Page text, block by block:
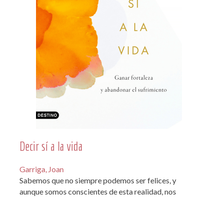
Decir sí a la vida
Garriga, Joan
Sabemos que no siempre podemos ser felices, y
aunque somos conscientes de esta realidad, nos